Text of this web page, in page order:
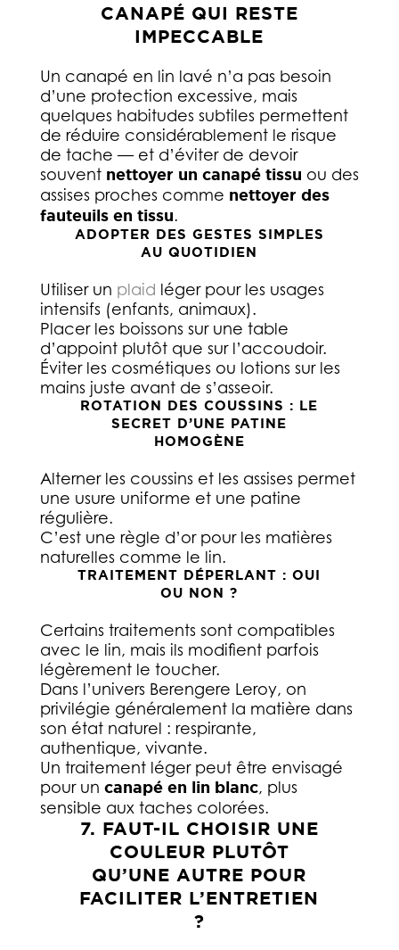
CANAPÉ QUI RESTE
IMPECCABLE
Un canapé en lin lavé n’a pas besoin
d’une protection excessive, mais
quelques habitudes subtiles permettent
de réduire considérablement le risque
de tache — et d’éviter de devoir
souvent nettoyer un canapé tissu ou des
assises proches comme nettoyer des
fauteuils en tissu.
ADOPTER DES GESTES SIMPLES
AU QUOTIDIEN
Utiliser un plaid léger pour les usages
intensifs (enfants, animaux).
Placer les boissons sur une table
d’appoint plutôt que sur l’accoudoir.
Éviter les cosmétiques ou lotions sur les
mains juste avant de s’asseoir.
ROTATION DES COUSSINS : LE
SECRET D’UNE PATINE
HOMOGÈNE
Alterner les coussins et les assises permet
une usure uniforme et une patine
régulière.
C’est une règle d’or pour les matières
naturelles comme le lin.
TRAITEMENT DÉPERLANT : OUI
OU NON ?
Certains traitements sont compatibles
avec le lin, mais ils modifient parfois
légèrement le toucher.
Dans l’univers Berengere Leroy, on
privilégie généralement la matière dans
son état naturel : respirante,
authentique, vivante.
Un traitement léger peut être envisagé
pour un canapé en lin blanc, plus
sensible aux taches colorées.
7. FAUT-IL CHOISIR UNE
COULEUR PLUTÔT
QU’UNE AUTRE POUR
FACILITER L’ENTRETIEN
?